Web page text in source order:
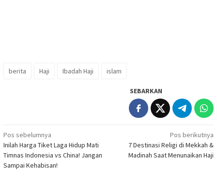
berita Haji Ibadah Haji islam
SEBARKAN
Navigasi
pos
Pos sebelumnya
Inilah Harga Tiket Laga Hidup Mati
Timnas Indonesia vs China! Jangan
Sampai Kehabisan!
Pos berikutnya
7 Destinasi Religi di Mekkah &
Madinah Saat Menunaikan Haji